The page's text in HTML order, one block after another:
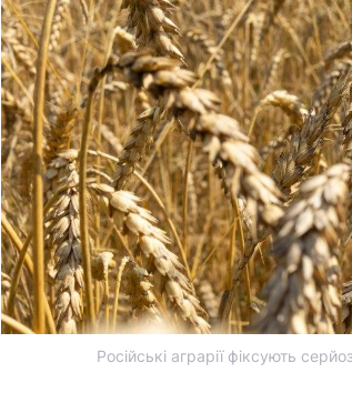
Російські аграрії фіксують